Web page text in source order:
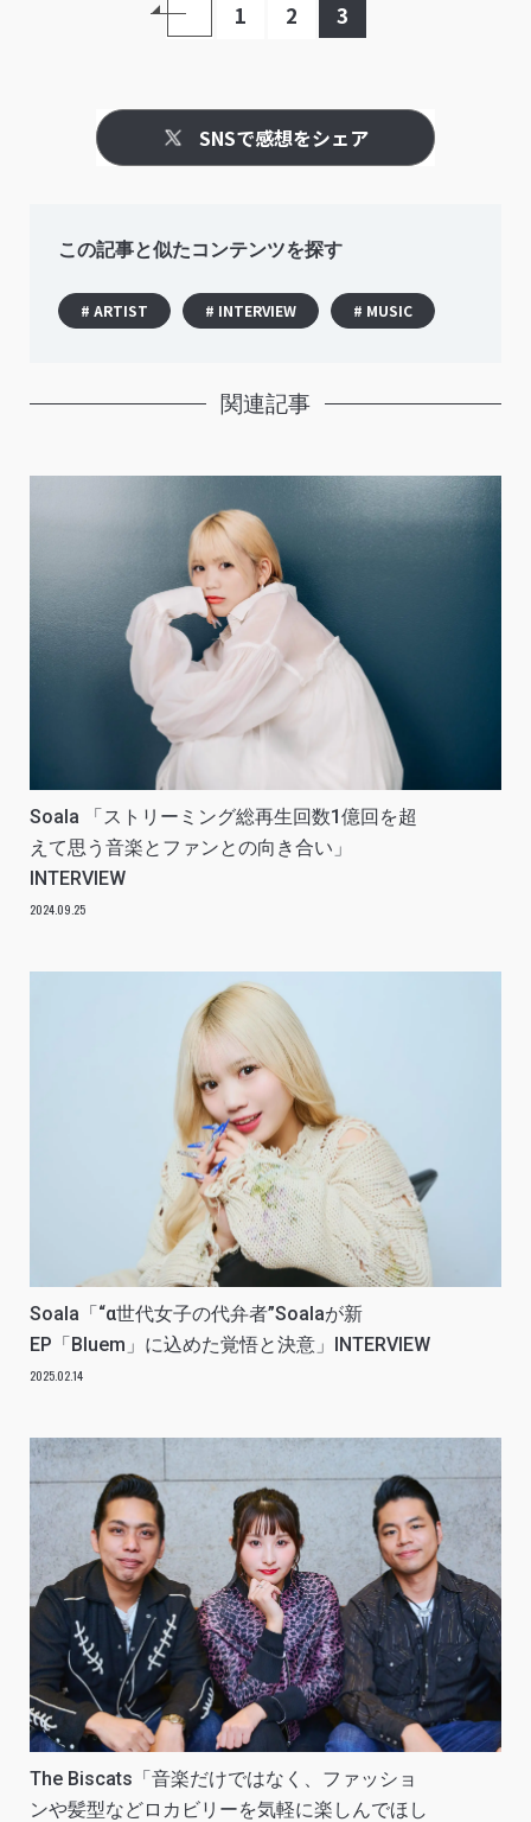
1 2 3
SNSで感想をシェア
この記事と似たコンテンツを探す
# ARTIST # INTERVIEW # MUSIC
関連記事
Soala 「ストリーミング総再生回数1億回を超
えて思う音楽とファンとの向き合い」
INTERVIEW
2024.09.25
Soala「“α世代女子の代弁者”Soalaが新
EP「Bluem」に込めた覚悟と決意」INTERVIEW
2025.02.14
The Biscats「音楽だけではなく、ファッショ
ンや髪型などロカビリーを気軽に楽しんでほし